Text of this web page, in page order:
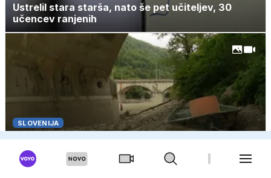
Ustrelil stara starša, nato še pet učiteljev, 30
učencev ranjenih
SLOVENIJA
Polajnar: Takšne kombinacije še nismo imeli,
težave so na vseh rekah